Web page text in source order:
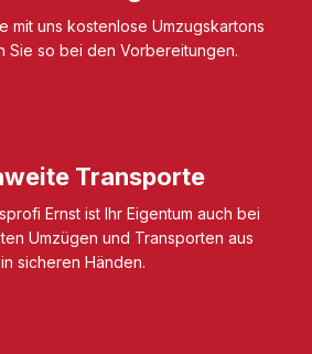
mit uns kostenlose Umzugskartons
Sie so bei den Vorbereitungen.
Transporte
Ernst ist Ihr Eigentum auch bei
Umzügen und Transporten aus
sicheren Händen.